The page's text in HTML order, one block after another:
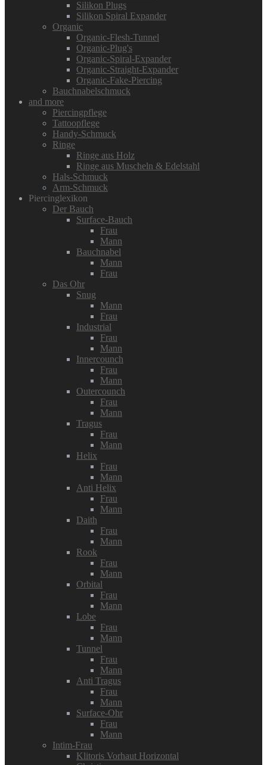
Silikon Plugs
Silikon Spiral Expander
Organic
Organic-Flesh-Tunnel
Organic-Plug's
Organic-Spiral-Expander
Organic-Straight-Expander
Organic-Fake-Piercing
Bauchnabelschmuck
and more
Piercingpflege
Tattoopflege
Handy-Schmuck
Ringe
Ringe aus Holz
Ringe aus Muscheln & Edelstahl
Hals-Schmuck
Arm-Schmuck
Piercinglexikon
Der Bauch
Surface-Bauch
Frau
Mann
Bauchnabel
Mann
Frau
Das Ohr
Snug
Mann
Frau
Industrial
Frau
Mann
Innercounch
Frau
Mann
Outercounch
Frau
Mann
Tragus
Frau
Mann
Helix
Frau
Mann
Anti Helix
Frau
Mann
Daith
Frau
Mann
Rook
Frau
Mann
Orbital
Frau
Mann
Lobe
Frau
Mann
Tunnel
Frau
Mann
Anti Tragus
Frau
Mann
Surface-Ohr
Frau
Mann
Intim-Frau
Klitoris Vorhaut Horizontal